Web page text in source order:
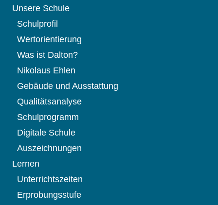
Unsere Schule
Schulprofil
Wertorientierung
Was ist Dalton?
Nikolaus Ehlen
Gebäude und Ausstattung
Qualitätsanalyse
Schulprogramm
Digitale Schule
Auszeichnungen
Lernen
Unterrichtszeiten
Erprobungsstufe